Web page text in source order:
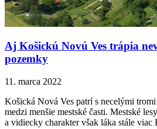
Aj Košickú Novú Ves trápia
pozemky
11. marca 2022
Košická Nová Ves patrí s necelými
medzi menšie mestské časti. Mestské
a vidiecky charakter však láka stále viac